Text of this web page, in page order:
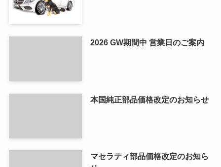
2026 GW期間中 営業日のご案内
本国純正部品価格改定のお知らせ
マセラティ部品価格改定のお知ら